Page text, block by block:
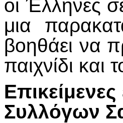
οι Έλληνες
μια
βοηθάει να
παιχνίδι και
Συλλόγων